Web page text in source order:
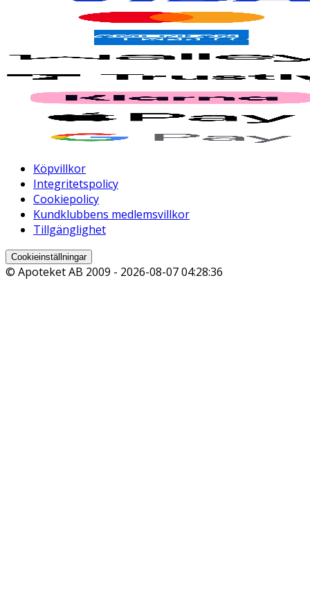
Köpvillkor
Integritetspolicy
Cookiepolicy
Kundklubbens medlemsvillkor
Tillgänglighet
Cookieinställningar
© Apoteket AB 2009 - 2026-08-07 04:28:36